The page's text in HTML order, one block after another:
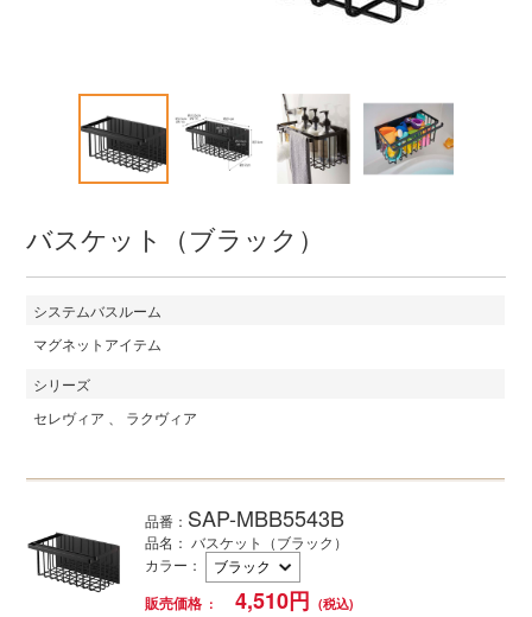
バスケット（ブラック）
システムバスルーム
マグネットアイテム
シリーズ
セレヴィア
ラクヴィア
品番： SAP-MBB5543B
品名： バスケット（ブラック）
カラー ：
販売価格
4,510円